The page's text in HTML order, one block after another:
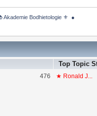
Akademie Bodhietologie ⚜  ●
Top Topic
476 ★ Ronald J...